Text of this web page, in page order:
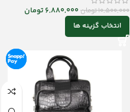
10,500,000تومان6,880,000 تومان
انتخاب گزینه ها